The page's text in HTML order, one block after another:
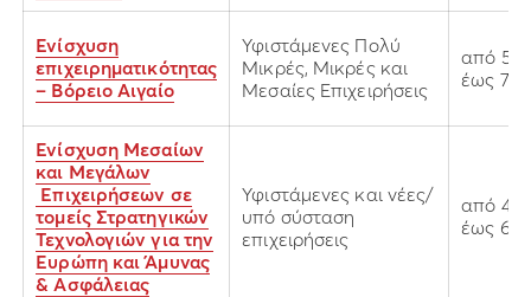
Ενίσχυση
επιχειρηματικότητας
– Βόρειο Αιγαίο
Υφιστάμενες Πολύ
Μικρές, Μικρές και
Μεσαίες Επιχειρήσεις
από
έως
Ενίσχυση Μεσαίων
και Μεγάλων
Επιχειρήσεων σε
τομείς Στρατηγικών
Τεχνολογιών για την
Ευρώπη και Άμυνας
& Ασφάλειας
Υφιστάμενες και νέες/
υπό σύσταση
επιχειρήσεις
από
έως